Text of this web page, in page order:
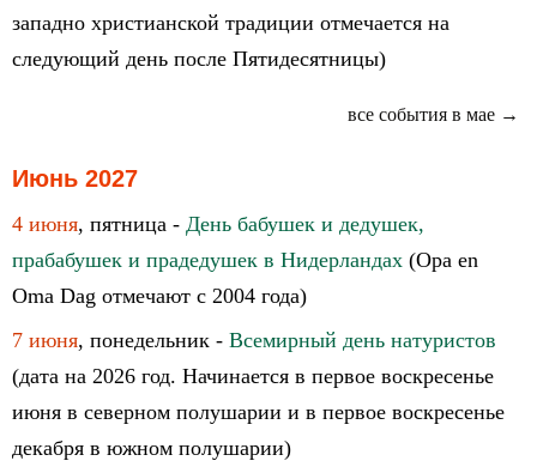
западно христианской традиции отмечается на
следующий день после Пятидесятницы)
все события в мае →
Июнь 2027
4 июня, пятница - День бабушек и дедушек,
прабабушек и прадедушек в Нидерландах (Opa en
Oma Dag отмечают с 2004 года)
7 июня, понедельник - Всемирный день натуристов
(дата на 2026 год. Начинается в первое воскресенье
июня в северном полушарии и в первое воскресенье
декабря в южном полушарии)